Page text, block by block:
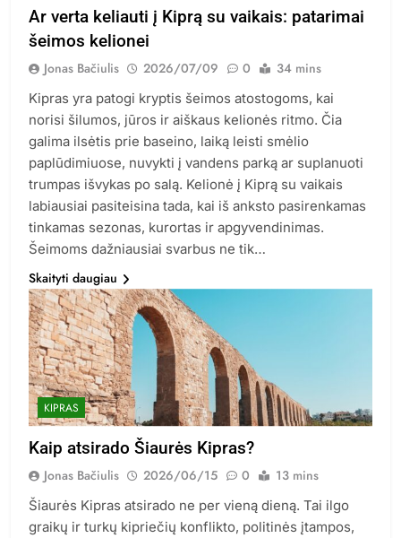
Ar verta keliauti į Kiprą su vaikais: patarimai
šeimos kelionei
Jonas Bačiulis 2026/07/09 0 34 mins
Kipras yra patogi kryptis šeimos atostogoms, kai
norisi šilumos, jūros ir aiškaus kelionės ritmo. Čia
galima ilsėtis prie baseino, laiką leisti smėlio
paplūdimiuose, nuvykti į vandens parką ar suplanuoti
trumpas išvykas po salą. Kelionė į Kiprą su vaikais
labiausiai pasiteisina tada, kai iš anksto pasirenkamas
tinkamas sezonas, kurortas ir apgyvendinimas.
Šeimoms dažniausiai svarbus ne tik…
Skaityti daugiau
KIPRAS
Kaip atsirado Šiaurės Kipras?
Jonas Bačiulis 2026/06/15 0 13 mins
Šiaurės Kipras atsirado ne per vieną dieną. Tai ilgo
graikų ir turkų kipriečių konflikto, politinės įtampos,